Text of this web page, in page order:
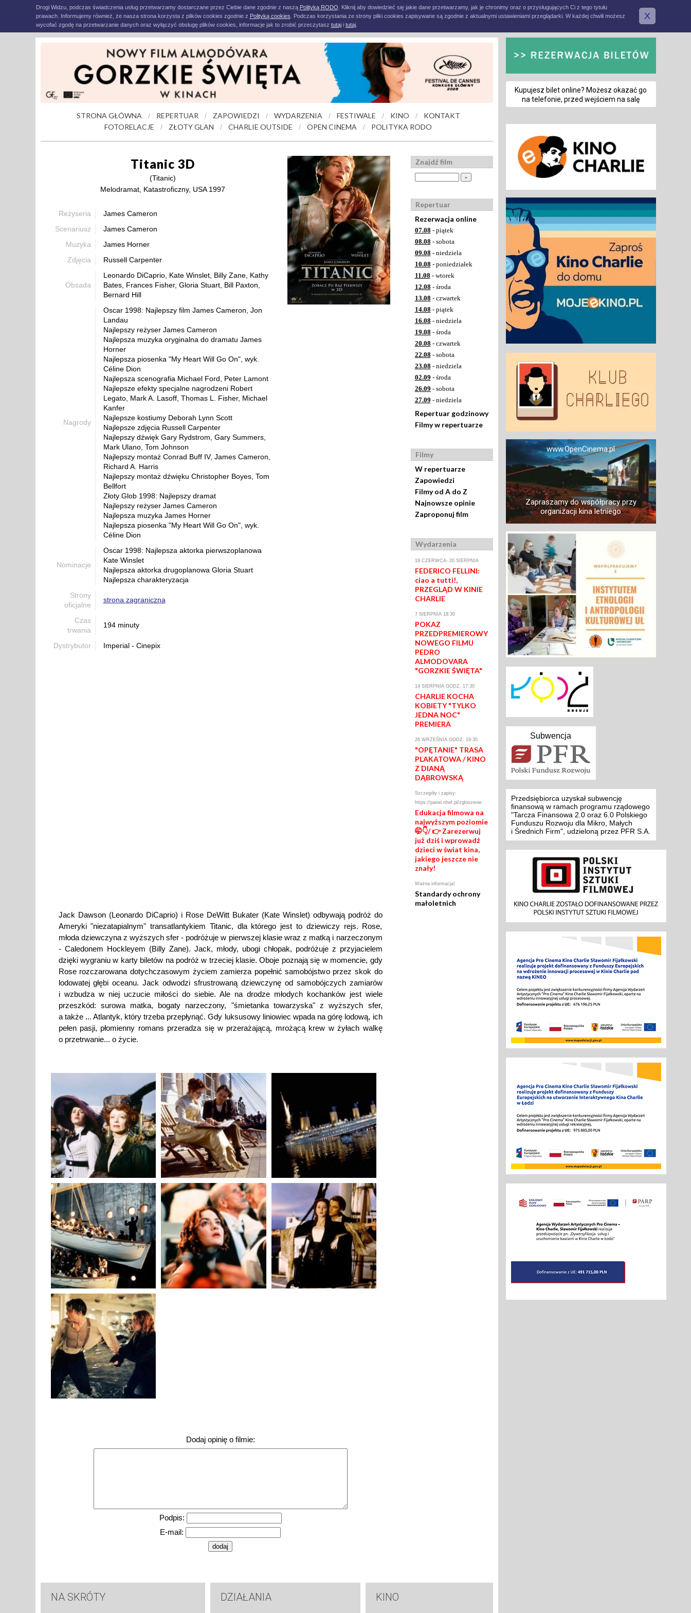
Drogi Widzu, podczas świadczenia usług przetwarzamy dostarczane przez Ciebie dane zgodnie z naszą Polityką RODO . Kliknij aby dowiedzieć się jakie dane przetwarzamy, jak je chronimy oraz o przysługujących Ci z tego tytułu
prawach. Informujemy również, że nasza strona korzysta z plików cookies zgodnie z Polityką cookies . Podczas korzystania ze strony pliki cookies zapisywane są zgodnie z aktualnymi ustawieniami przeglądarki. W każdej chwili możesz
wycofać zgodę na przetwarzanie danych oraz wyłączyć obsługę plików cookies, informacje jak to zrobić przeczytasz tutaji tutaj.
X
STRONA GŁÓWNA / REPERTUAR / ZAPOWIEDZI / WYDARZENIA / FESTIWALE / KINO /
KONTAKT
FOTORELACJE
/ ZŁOTY GLAN / CHARLIE OUTSIDE / OPEN CINEMA / POLITYKA RODO
Titanic 3D
(Titanic)
Melodramat, Katastroficzny, USA 1997
Reżyseria
James Cameron
Scenariusz
James Cameron
Muzyka
James Horner
Zdjęcia
Russell Carpenter
Obsada
Leonardo DiCaprio, Kate Winslet, Billy Zane, Kathy
Bates, Frances Fisher, Gloria Stuart, Bill Paxton,
Bernard Hill
Nagrody
Oscar 1998: Najlepszy film James Cameron, Jon
Landau
Najlepszy reżyser James Cameron
Najlepsza muzyka oryginalna do dramatu James
Horner
Najlepsza piosenka "My Heart Will Go On", wyk.
Céline Dion
Najlepsza scenografia Michael Ford, Peter Lamont
Najlepsze efekty specjalne nagrodzeni Robert
Legato, Mark A. Lasoff, Thomas L. Fisher, Michael
Kanfer
Najlepsze kostiumy Deborah Lynn Scott
Najlepsze zdjęcia Russell Carpenter
Najlepszy dźwięk Gary Rydstrom, Gary Summers,
Mark Ulano, Tom Johnson
Najlepszy montaż Conrad Buff IV, James Cameron,
Richard A. Harris
Najlepszy montaż dźwięku Christopher Boyes, Tom
Bellfort
Złoty Glob 1998: Najlepszy dramat
Najlepszy reżyser James Cameron
Najlepsza muzyka James Horner
Najlepsza piosenka "My Heart Will Go On", wyk.
Céline Dion
Nominacje
Oscar 1998: Najlepsza aktorka pierwszoplanowa
Kate Winslet
Najlepsza aktorka drugoplanowa Gloria Stuart
Najlepsza charakteryzacja
Strony
oficjalne
strona zagraniczna
Czas
trwania
194 minuty
Dystrybutor Imperial - Cinepix
Jack Dawson (Leonardo DiCaprio) i Rose DeWitt Bukater (Kate Winslet) odbywają podróż do
Ameryki "niezatapialnym" transatlantykiem Titanic, dla którego jest to dziewiczy rejs. Rose,
młoda dziewczyna z wyższych sfer - podróżuje w pierwszej klasie wraz z matką i narzeczonym
- Caledonem Hockleyem (Billy Zane). Jack, młody, ubogi chłopak, podróżuje z przyjacielem
dzięki wygraniu w karty biletów na podróż w trzeciej klasie. Oboje poznają się w momencie, gdy
Rose rozczarowana dotychczasowym życiem zamierza popełnić samobójstwo przez skok do
lodowatej głębi oceanu. Jack odwodzi sfrustrowaną dziewczynę od samobójczych zamiarów
i wzbudza w niej uczucie miłości do siebie. Ale na drodze młodych kochanków jest wiele
przeszkód: surowa matka, bogaty narzeczony, "śmietanka towarzyska" z wyższych sfer,
a także ... Atlantyk, który trzeba przepłynąć. Gdy luksusowy liniowiec wpada na górę lodową, ich
pełen pasji, płomienny romans przeradza się w przerażającą, mrożącą krew w żyłach walkę
o przetrwanie... o życie.
Dodaj opinię o filmie:
Podpis:
E-mail:
Znajdź film
Repertuar
Rezerwacja online
07.08 - piątek
08.08 - sobota
09.08 - niedziela
10.08 - poniedziałek
11.08 - wtorek
12.08 - środa
13.08 - czwartek
14.08 - piątek
16.08 - niedziela
19.08 - środa
20.08 - czwartek
22.08 - sobota
23.08 - niedziela
02.09 - środa
26.09 - sobota
27.09 - niedziela
Repertuar godzinowy
Filmy w repertuarze
Filmy
W repertuarze
Zapowiedzi
Filmy od A do Z
Najnowsze opinie
Zaproponuj film
Wydarzenia
19 CZERWCA- 20 SIERPNIA
FEDERICO FELLINI:
ciao a tutti!,
PRZEGLĄD W KINIE
CHARLIE
7 SIERPNIA 18:30
POKAZ
PRZEDPREMIEROWY
NOWEGO FILMU
PEDRO
ALMODOVARA
"GORZKIE ŚWIĘTA"
14 SIERPNIA GODZ. 17:30
CHARLIE KOCHA
KOBIETY "TYLKO
JEDNA NOC"
PREMIERA
26 WRZEŚNIA GODZ. 19:30
"OPĘTANIE" TRASA
PLAKATOWA / KINO
Z DIANĄ
DĄBROWSKĄ
Szczegóły i zapisy:
https://panel.nhef.pl/zgloszenie
Edukacja filmowa na
najwyższym poziomie
🤭👇/ 👉 Zarezerwuj
już dziś i wprowadź
dzieci w świat kina,
jakiego jeszcze nie
znały!
Ważna informacja!
Standardy ochrony
małoletnich
Kupujesz bilet online? Możesz okazać go
na telefonie, przed wejściem na salę
www.OpenCinema.pl
Zapraszamy do współpracy przy
organizacji kina letniego
Subwencja
Przedsiębiorca uzyskał subwencję
finansową w ramach programu rządowego
"Tarcza Finansowa 2.0 oraz 6.0 Polskiego
Funduszu Rozwoju dla Mikro, Małych
i Średnich Firm", udzieloną przez PFR S.A.
NA SKRÓTY DZIAŁANIA KINO